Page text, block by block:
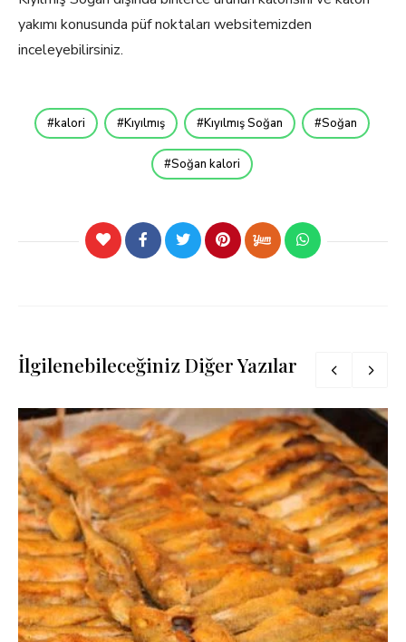
yakımı konusunda püf noktaları websitemizden
inceleyebilirsiniz.
kalori Kıyılmış Kıyılmış Soğan Soğan
Soğan kalori
İlgilenebileceğiniz Diğer Yazılar